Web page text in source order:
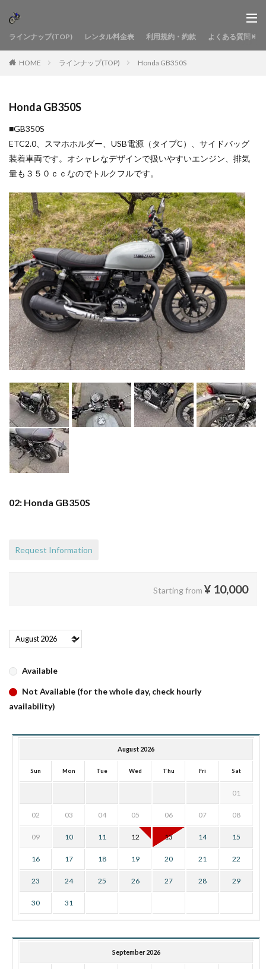
ラインナップ(TOP) レンタル料金表 利用規約・約款 よくある質問
HOME ラインナップ(TOP) Honda GB350S
Honda GB350S
■GB350S
ETC2.0、スマホホルダー、USB電源（タイプC）、サイドバッグ
装着車両です。オシャレなデザインで扱いやすいエンジン、排気
量も３５０ｃｃなのでトルクフルです。
02: Honda GB350S
Request Information
Starting from ¥ 10,000
Available
Not Available (for the whole day, check hourly
availability)
August 2026
Sun Mon Tue Wed Thu Fri Sat
01
02 03 04 05 06 07 08
09 10 11 12 13 14 15
16 17 18 19 20 21 22
23 24 25 26 27 28 29
30 31
September 2026